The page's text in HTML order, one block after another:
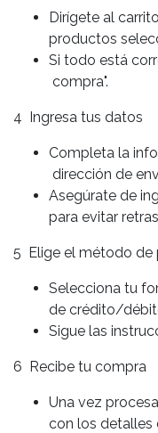
Dirígete al
productos
Si todo está
compra".
4 Ingresa tus datos
Completa la
dirección de
Asegúrate de
para evitar
5 Elige el método de
Selecciona tu
de crédito/
Sigue las
6 Recibe tu compra
Una vez
con los detalles